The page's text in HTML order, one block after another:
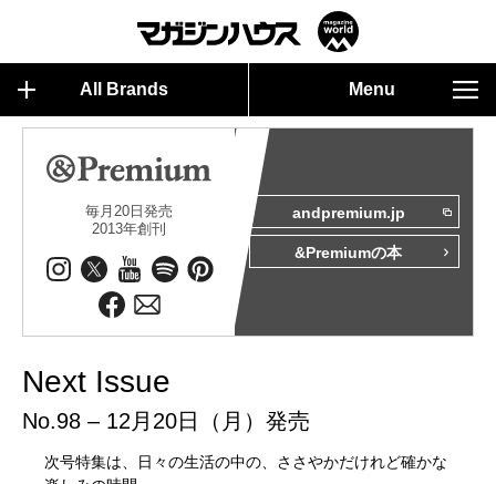
All Brands Menu
毎月20日発売
2013年創刊
andpremium.jp
&Premiumの本
Next Issue
No.98 – 12月20日（月）発売
次号特集は、日々の生活の中の、ささやかだけれど確かな